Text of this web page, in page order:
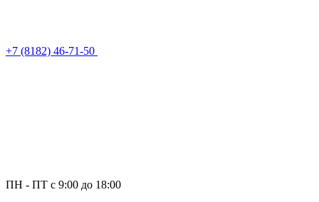
+7 (8182) 46-71-50
ПН - ПТ с 9:00 до 18:00